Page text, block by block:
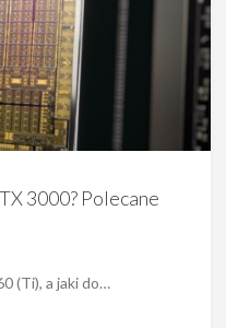
3000? Polecane
(Ti), a jaki do…